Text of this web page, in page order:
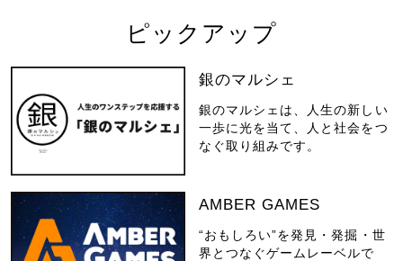
ピックアップ
銀のマルシェ
銀のマルシェは、人生の新しい
一歩に光を当て、人と社会をつ
なぐ取り組みです。
AMBER GAMES
“おもしろい”を発見・発掘・世
界とつなぐゲームレーベルで